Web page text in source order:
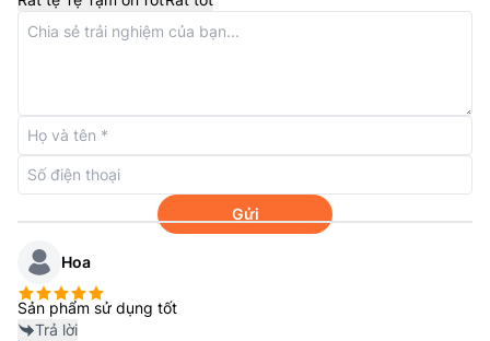
inverter 18000btu 2 chiều
W5/SRC50ZSPS-W5 vừa có thể làm lạnh, vừa có thể
sưởi ấm không gian của bạn một cách nhanh chóng.
Bên cạnh đó, khi kích hoạt chế độ làm lạnh nhanh trên
điều khiển từ xa điều hoà hoạt động liên tục ở chế độ
công suất cao để lạnh nhanh trong vòng 15 phút.
Gửi
Hoa
Sản phẩm sử dụng tốt
Trả lời